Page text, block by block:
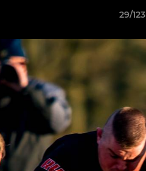
29/123